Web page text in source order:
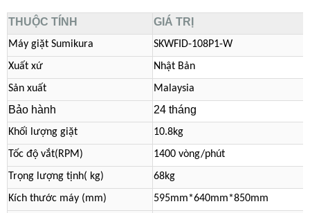
THUỘC TÍNH GIÁ TRỊ
Máy giặt Sumikura
SKWFID-108P1-W
Xuất xứ
Nhật Bản
Sản xuất
Malaysia
Bảo hành 24 tháng
Khối lượng giặt
10.8kg
Tốc độ vắt(RPM)
1400 vòng/phút
Trọng lượng tịnh( kg)
68kg
Kích thước máy (mm)
595mm*640mm*850mm